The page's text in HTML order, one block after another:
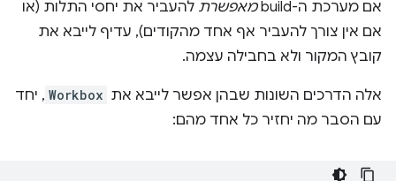
אם מערכת ה-build מאפשרת להעביר את יחסי התלות (או
אם אין צורך להעביר אף אחד מהקודים), עדיף לייבא את
קובץ המקור ולא בחבילה עצמה.
אלה הדרכים השונות שבהן אפשר לייבא את Workbox , יחד
עם הסבר מה יחזיר כל אחד מהם: